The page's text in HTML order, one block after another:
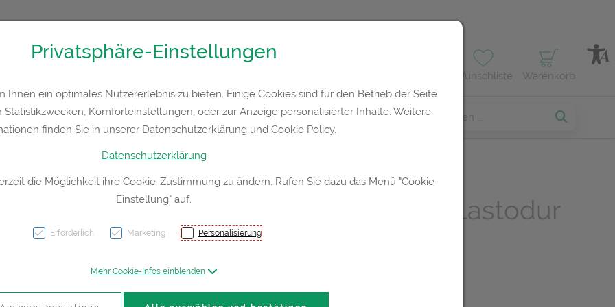
Wunschliste Warenkorb
Hautpflege Familie Nahrungsergänzung Diverses
Elastische Binden Lastodur
Straff 7mx 12cm 1st
Privatsphäre-Einstellungen
Ihnen ein optimales Nutzererlebnis zu bieten. Einige Cookies sind für den Betrieb der Seite
Komforteinstellungen, oder zur Anzeige personalisierter Inhalte. Weitere
finden Sie in unserer Datenschutzerklärung und Cookie Policy.
Datenschutzerklärung
die Möglichkeit ihre Cookie-Zustimmung zu ändern. Rufen Sie dazu das Menü "Cookie-
Einstellung" auf.
Erforderlich Marketing Personalisierung
Mehr Cookie-Infos einblenden